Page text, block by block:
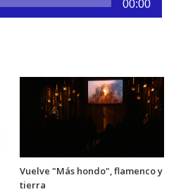
00:00
Vuelve "Más hondo", flamenco y
tierra